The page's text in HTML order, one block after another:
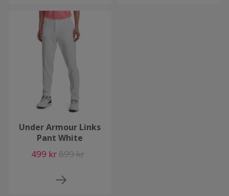
Under Armour Links
Pant White
499 kr899 kr